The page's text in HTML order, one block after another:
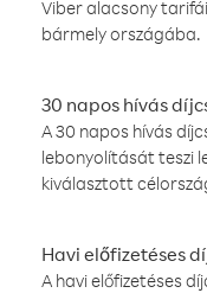
Viber alacsony
bármely országába.
30 napos hívás
A 30 napos hívás
lebonyolítását teszi
kiválasztott
Havi előfizetéses
A havi előfizetéses